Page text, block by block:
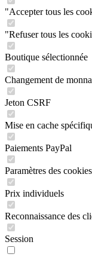
"Accepter tous les
"Refuser tous les
Boutique sélectionnée
Changement de
Jeton CSRF
Mise en cache
Paiements PayPal
Paramètres des cookies
Prix individuels
Reconnaissance des
Session